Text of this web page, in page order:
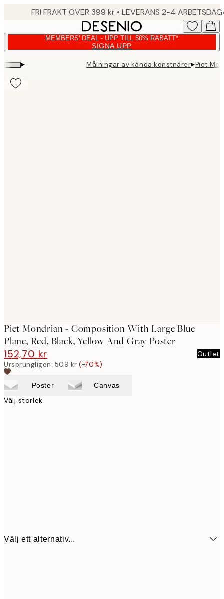
FRI FRAKT ÖVER 399 kr • LEVERANS 2-4
MEMBERS' DEAL - UPP TILL 50% RABATT*
SIGNA UPP
▸ Målningar av kända konstnärer▸Piet
Piet Mondrian - Composition With Large Blue
Plane, Red, Black, Yellow And Gray Poster
152,70 kr Outlet
Ursprungligen: 509 kr (-70%)
Poster Canvas
Välj storlek
Välj ett alternativ...